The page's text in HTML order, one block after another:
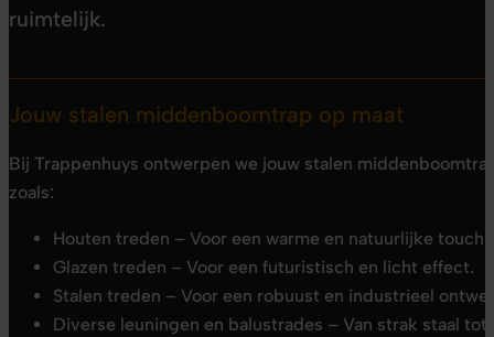
ruimtelijk.
Jouw stalen middenboomtrap op maat
Bij Trappenhuys ontwerpen we jouw stalen
zoals:
Houten treden – Voor een warme en natuurlijke touch.
Glazen treden – Voor een futuristisch en licht effect.
Stalen treden – Voor een robuust en industrieel
Diverse leuningen en balustrades – Van strak staal